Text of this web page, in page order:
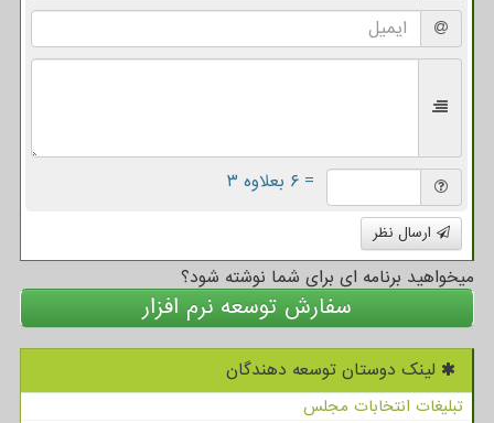
= ۶ بعلاوه ۳
ارسال نظر
میخواهید برنامه ای برای شما نوشته شود؟
سفارش توسعه نرم افزار
لینک دوستان توسعه دهندگان
تبلیغات انتخابات مجلس